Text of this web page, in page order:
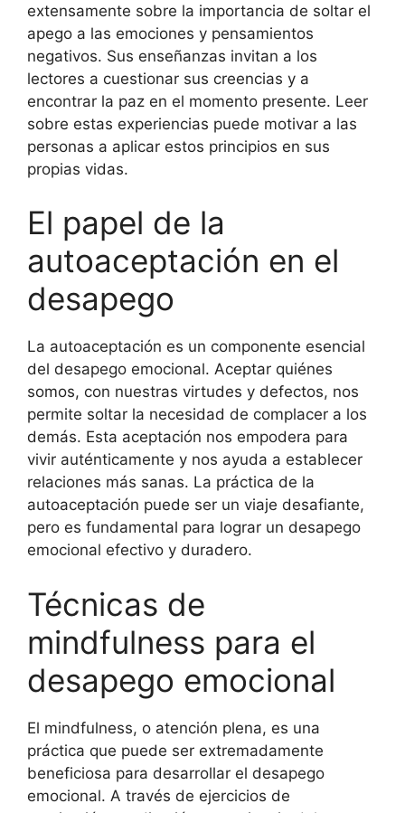
extensamente sobre la importancia de soltar el
apego a las emociones y pensamientos
negativos. Sus enseñanzas invitan a los
lectores a cuestionar sus creencias y a
encontrar la paz en el momento presente. Leer
sobre estas experiencias puede motivar a las
personas a aplicar estos principios en sus
propias vidas.
El papel de la
autoaceptación en el
desapego
La autoaceptación es un componente esencial
del desapego emocional. Aceptar quiénes
somos, con nuestras virtudes y defectos, nos
permite soltar la necesidad de complacer a los
demás. Esta aceptación nos empodera para
vivir auténticamente y nos ayuda a establecer
relaciones más sanas. La práctica de la
autoaceptación puede ser un viaje desafiante,
pero es fundamental para lograr un desapego
emocional efectivo y duradero.
Técnicas de
mindfulness para el
desapego emocional
El mindfulness, o atención plena, es una
práctica que puede ser extremadamente
beneficiosa para desarrollar el desapego
emocional. A través de ejercicios de